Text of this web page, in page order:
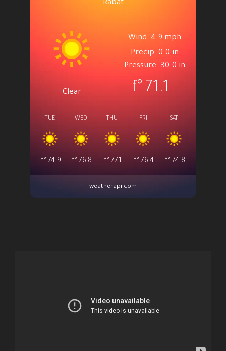
Rabat
Clear
Wind: 4.9 mph
Precip: 0.0 in
Pressure: 30.0 in
71.1
°f
TUE
74.9
°f
WED
76.8
°f
THU
77.1
°f
FRI
76.4
°f
SAT
74.8
°f
weatherapi.com